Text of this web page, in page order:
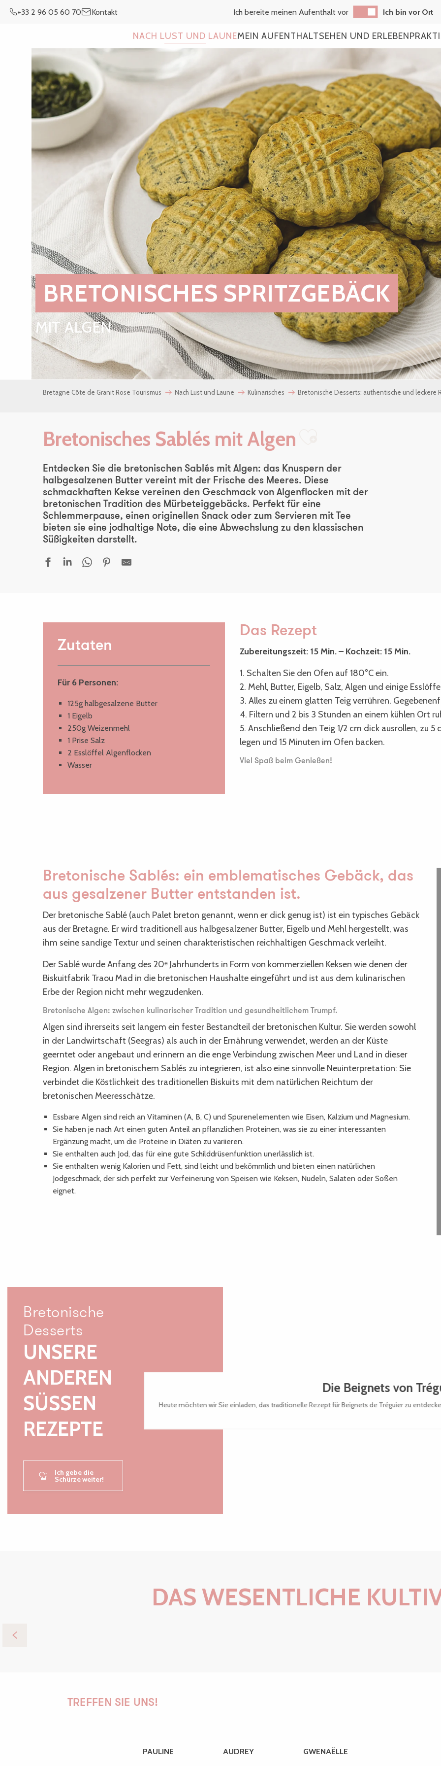
+33 2 96 05 60 70 Kontakt Ich bereite meinen Aufenthalt vor Ich bin vor Ort
NACH LUST UND LAUNEMEIN AUFENTHALTSEHEN UND ERLEBEN
BRETONISCHES SPRITZGEBÄCK
MIT ALGEN
Bretagne Côte de Granit Rose Tourismus Nach Lust und Laune Kulinarisches Bretonische Desserts: authentische und leckere
Bretonisches Sablés mit Algen
Entdecken Sie die bretonischen Sablés mit Algen: das Knuspern der
halbgesalzenen Butter vereint mit der Frische des Meeres. Diese
schmackhaften Kekse vereinen den Geschmack von Algenflocken mit der
bretonischen Tradition des Mürbeteiggebäcks. Perfekt für eine
Schlemmerpause, einen originellen Snack oder zum Servieren mit Tee
bieten sie eine jodhaltige Note, die eine Abwechslung zu den klassischen
Süßigkeiten darstellt.
Zutaten
Für 6 Personen:
125g halbgesalzene Butter
1 Eigelb
250g Weizenmehl
1 Prise Salz
2 Esslöffel Algenflocken
Wasser
Das Rezept
Zubereitungszeit: 15 Min. – Kochzeit: 15 Min.
1. Schalten Sie den Ofen auf 180°C ein.
2. Mehl, Butter, Eigelb, Salz, Algen und einige
3. Alles zu einem glatten Teig verrühren.
4. Filtern und 2 bis 3 Stunden an einem kühlen Ort
5. Anschließend den Teig 1/2 cm dick ausrollen, zu
legen und 15 Minuten im Ofen backen.
Viel Spaß beim Genießen!
Bretonische Sablés: ein emblematisches Gebäck, das
aus gesalzener Butter entstanden ist.
Der bretonische Sablé (auch Palet breton genannt, wenn er dick genug ist) ist ein typisches Gebäck
aus der Bretagne. Er wird traditionell aus halbgesalzener Butter, Eigelb und Mehl hergestellt, was
ihm seine sandige Textur und seinen charakteristischen reichhaltigen Geschmack verleiht.
Der Sablé wurde Anfang des 20ᵉ Jahrhunderts in Form von kommerziellen Keksen wie denen der
Biskuitfabrik Traou Mad in die bretonischen Haushalte eingeführt und ist aus dem kulinarischen
Erbe der Region nicht mehr wegzudenken.
Bretonische Algen: zwischen kulinarischer Tradition und gesundheitlichem Trumpf.
Algen sind ihrerseits seit langem ein fester Bestandteil der bretonischen Kultur. Sie werden sowohl
in der Landwirtschaft (Seegras) als auch in der Ernährung verwendet, werden an der Küste
geerntet oder angebaut und erinnern an die enge Verbindung zwischen Meer und Land in dieser
Region. Algen in bretonischem Sablés zu integrieren, ist also eine sinnvolle Neuinterpretation: Sie
verbindet die Köstlichkeit des traditionellen Biskuits mit dem natürlichen Reichtum der
bretonischen Meeresschätze.
Essbare Algen sind reich an Vitaminen (A, B, C) und Spurenelementen wie Eisen, Kalzium und Magnesium.
Sie haben je nach Art einen guten Anteil an pflanzlichen Proteinen, was sie zu einer interessanten
Ergänzung macht, um die Proteine in Diäten zu variieren.
Sie enthalten auch Jod, das für eine gute Schilddrüsenfunktion unerlässlich ist.
Sie enthalten wenig Kalorien und Fett, sind leicht und bekömmlich und bieten einen natürlichen
Jodgeschmack, der sich perfekt zur Verfeinerung von Speisen wie Keksen, Nudeln, Salaten oder Soßen
eignet.
Bretonische
Desserts
UNSERE
ANDEREN
SÜSSEN R
EZEPTE
Ich gebe die
Schürze weiter!
Die Beignets von
Heute möchten wir Sie einladen, das traditionelle Rezept für Beignets de Tréguier zu
DAS WESENTLICHE
TREFFEN SIE UNS!
PAULINE AUDREY GWENAËLLE